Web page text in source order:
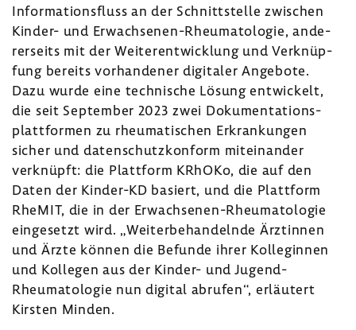
Infor­ma­ti­ons­fluss an der Schnitt­stelle zwischen
Kinder- und Erwachsenen-​Rheumatologie, ande­
rer­seits mit der Weiter­ent­wick­lung und Verknüp­
fung bereits vorhan­dener digi­taler Ange­bote.
Dazu wurde eine tech­ni­sche Lösung entwi­ckelt,
die seit September 2023 zwei Doku­men­ta­ti­ons­
platt­formen zu rheu­ma­ti­schen Erkran­kungen
sicher und daten­schutz­kon­form mitein­ander
verknüpft: die Platt­form KRhOKo, die auf den
Daten der Kinder-​KD basiert, und die Platt­form
RheMIT, die in der Erwachsenen-​Rheumatologie
einge­setzt wird. „Weiter­be­han­delnde Ärztinnen
und Ärzte können die Befunde ihrer Kolle­ginnen
und Kollegen aus der Kinder- und Jugend-​
Rheumatologie nun digital abrufen“, erläu­tert
Kirsten Minden.